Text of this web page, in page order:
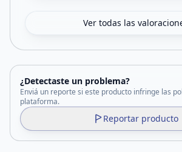
Ver todas las
¿Detectaste un problema?
Enviá un reporte si este producto infringe las
plataforma.
Reportar producto